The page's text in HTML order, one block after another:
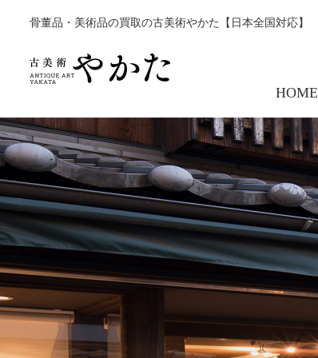
骨董品・美術品の買取の古美術やかた【日本全国対応】
HOME